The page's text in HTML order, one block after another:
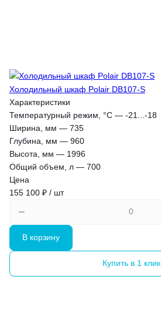
Холодильный шкаф Polair DB107-S
Характеристики
Температурный режим, °С — -21...-18
Ширина, мм — 735
Глубина, мм — 960
Высота, мм — 1996
Общий объем, л — 700
Цена
155 100 ₽ / шт
В корзину
Купить в 1 клик